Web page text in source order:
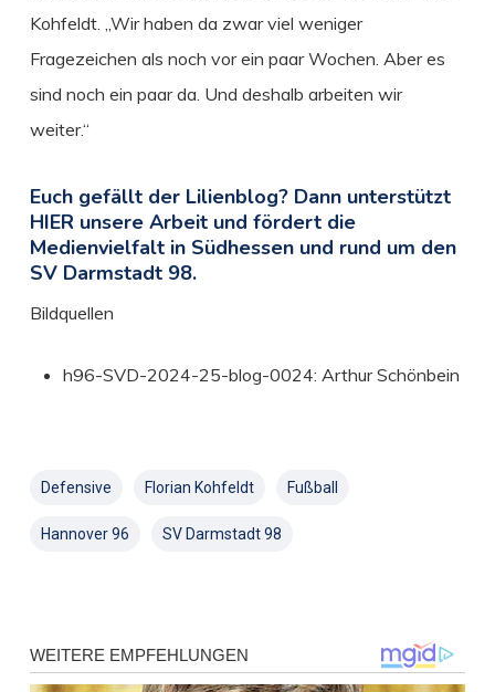
Kohfeldt. „Wir haben da zwar viel weniger
Fragezeichen als noch vor ein paar Wochen. Aber es
sind noch ein paar da. Und deshalb arbeiten wir
weiter.“
Euch gefällt der Lilienblog? Dann unterstützt
HIER unsere Arbeit und fördert die
Medienvielfalt in Südhessen und rund um den
SV Darmstadt 98.
Bildquellen
h96-SVD-2024-25-blog-0024: Arthur Schönbein
Defensive Florian Kohfeldt Fußball
Hannover 96 SV Darmstadt 98